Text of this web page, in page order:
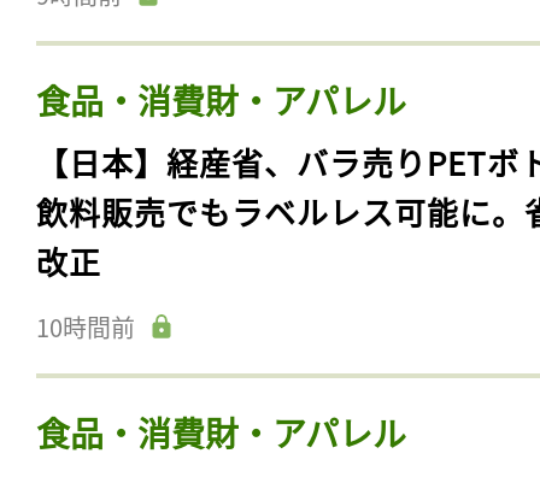
食品・消費財・アパレル
【日本】経産省、バラ売りPETボ
飲料販売でもラベルレス可能に。
改正
10時間前
食品・消費財・アパレル